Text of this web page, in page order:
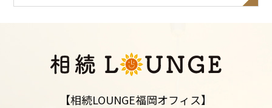
【相続LOUNGE福岡オフィス】